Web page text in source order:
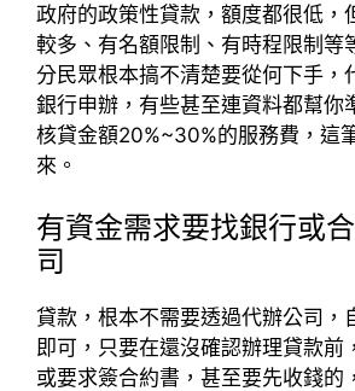
政府的政策性貸款，額度都很低，
較多、有名額限制、有時程限制等
分民眾根本搞不清楚要從何下手，
銀行申辦，有些甚至連資料都幫你
核貸金額20%~30%的服務費，這
來。
有資金需求要找銀行或
司
貸款，根本不需要透過代辦公司，
即可，只要在還沒確認辦理貸款前
或要求簽合約書，甚至要先收錢的